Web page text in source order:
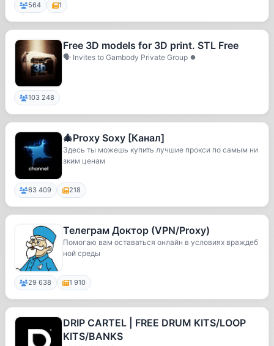
564 1
Free 3D models for 3D print. STL Free
🗣 Invites to Gambody Private Group ⏺
103 248
🎄Proxy Soxy [Канал]
Здесь ты можешь купить лучшие прокси по самым ни
зким ценам
63 409 218
Телеграм Доктор (VPN/Proxy)
Помогаю вам оставаться онлайн в условиях враждеб
ной среды
29 638 1 910
DRIP CARTEL | FREE DRUM KITS/LOOP
KITS/BANKS